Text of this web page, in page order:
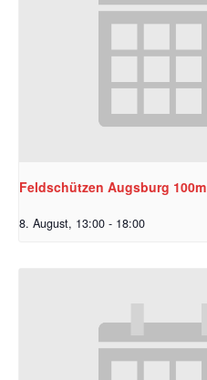
Feldschützen Augsburg 100m
8. August, 13:00 - 18:00